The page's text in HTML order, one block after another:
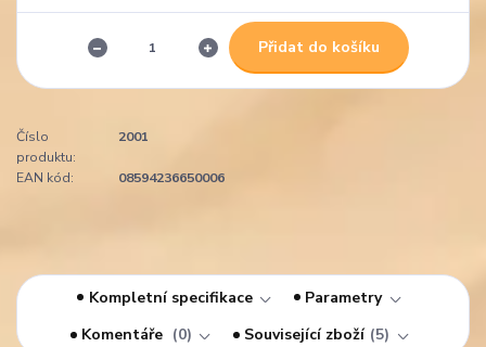
Přidat do košíku
Číslo
produktu:
2001
EAN kód: 08594236650006
Kompletní specifikace
Parametry
Komentáře
0 Související zboží 5